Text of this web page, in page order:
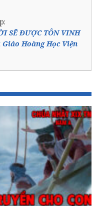
SẼ ĐƯỢC TÔN VINH
Giáo Hoàng Học Viện